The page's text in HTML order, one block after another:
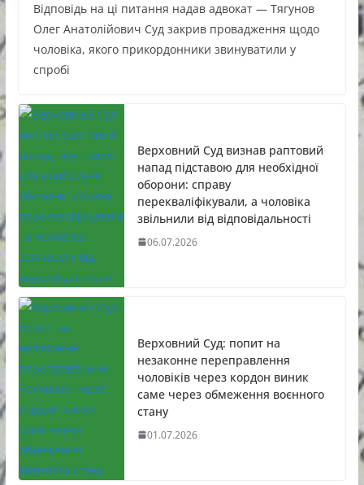
Відповідь на ці питання надав адвокат — Тягунов
Олег Анатолійович Суд закрив провадження щодо
чоловіка, якого прикордонники звинуватили у
спробі
Верховний Суд визнав раптовий
напад підставою для необхідної
оборони: справу
перекваліфікували, а чоловіка
звільнили від відповідальності
06.07.2026
Верховний Суд: попит на
незаконне переправлення
чоловіків через кордон виник
саме через обмеження воєнного
стану
01.07.2026